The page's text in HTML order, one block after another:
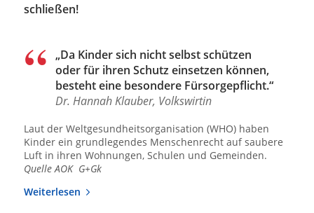
schließen!
„Da Kinder sich nicht selbst schützen
oder für ihren Schutz einsetzen können,
besteht eine besondere Fürsorgepflicht.“
Dr. Hannah Klauber, Volkswirtin
Laut der Weltgesundheitsorganisation (WHO) haben
Kinder ein grundlegendes Menschenrecht auf saubere
Luft in ihren Wohnungen, Schulen und Gemeinden.
Quelle AOK G+Gk
Weiterlesen